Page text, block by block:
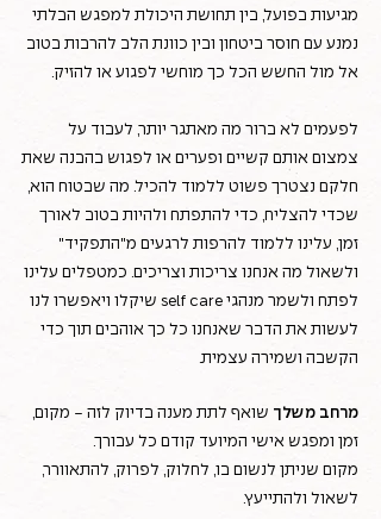
מגיעות בפועל, בין תחושת היכולת למפגש הבלתי
נמנע עם חוסר ביטחון ובין כוונת הלב להרבות בטוב
אל מול החשש הכל כך מוחשי לפגוע או להזיק.
לפעמים לא ברור מה מאתגר יותר, לעבוד על
צמצום אותם קשיים ופערים או לפגוש בהבנה שאת
חלקם נצטרך פשוט ללמוד להכיל. מה שבטוח הוא,
שכדי להצליח, כדי להתפתח ולהיות בטוב לאורך
זמן, עלינו ללמוד להרפות לרגעים מ"התפקיד"
ולשאול מה אנחנו צריכות וצריכים. כמטפלים עלינו
לפתח ולשמר מנהגי self care שיקלו ויאפשרו לנו
לעשות את הדבר שאנחנו כל כך אוהבים תוך כדי
הקשבה ושמירה עצמית.
מרחב משלך שואף לתת מענה בדיוק לזה - מקום,
זמן ומפגש אישי המיועד קודם כל עבורך.
מקום שניתן לנשום בו, לחלוק, לפרוק, להתאוורר,
לשאול ולהתייעץ.